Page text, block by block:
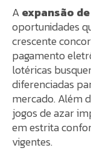
Aexpansão
oportunidades
crescente
pagamento
lotéricas
diferenciadas
mercado. Além
jogos de azar
em estrita
vigentes.